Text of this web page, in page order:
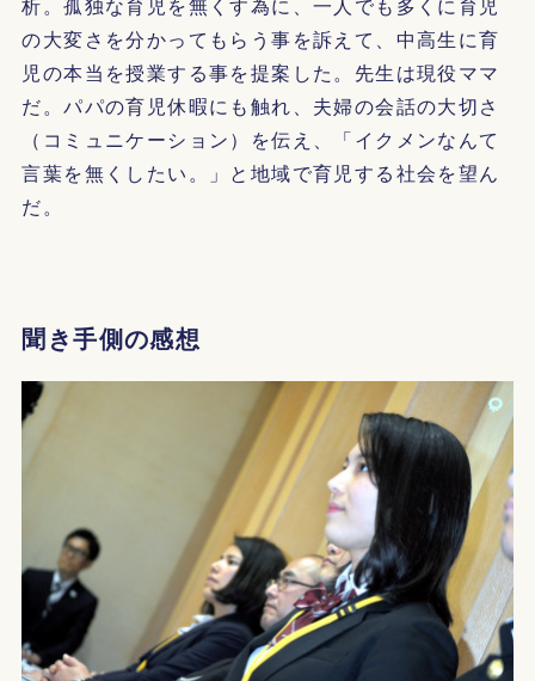
析。孤独な育児を無くす為に、一人でも多くに育児
の大変さを分かってもらう事を訴えて、中高生に育
児の本当を授業する事を提案した。先生は現役ママ
だ。パパの育児休暇にも触れ、夫婦の会話の大切さ
（コミュニケーション）を伝え、「イクメンなんて
言葉を無くしたい。」と地域で育児する社会を望ん
だ。
聞き手側の感想